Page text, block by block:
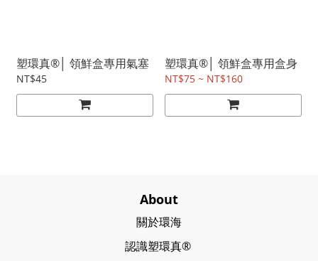
塑環真®│ 領鮮盒專用氣塞
NT$45
塑環真®│ 領鮮盒專用盒身
NT$75 ~ NT$160
About
關於環海
認識塑環真®